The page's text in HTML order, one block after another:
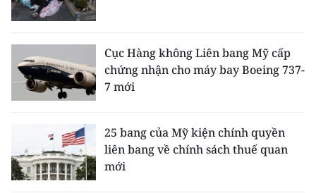
Cục Hàng không Liên bang Mỹ cấp
chứng nhận cho máy bay Boeing 737-
7 mới
25 bang của Mỹ kiện chính quyền
liên bang về chính sách thuế quan
mới